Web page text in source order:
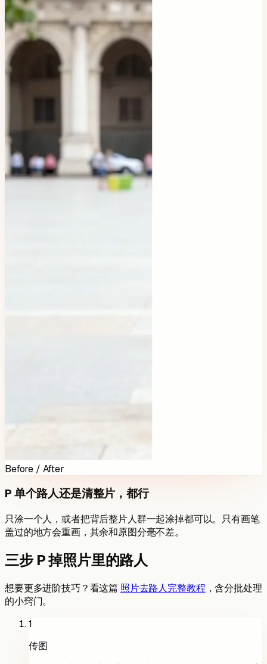
Before / After
P 单个路人还是清整片，都行
只涂一个人，或者把背后整片人群一起涂掉都可以。只有画笔
盖过的地方会重画，其余和原图分毫不差。
三步 P 掉照片里的路人
想要更多进阶技巧？看这篇 照片去路人完整教程 ，含分批处理
的小窍门。
1
传图